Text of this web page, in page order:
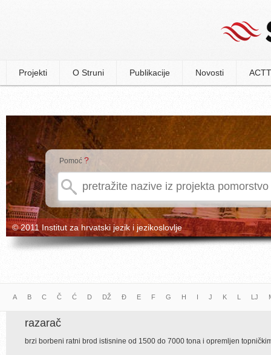
Projekti O Struni Publikacije Novosti
Pomoć ?
© 2011 Institut za hrvatski jezik i jezikoslovlje
A B C Č Ć D DŽ Đ E F G H I J K L LJ
razarač
brzi borbeni ratni brod istisnine od 1500 do 7000 tona i opremljen